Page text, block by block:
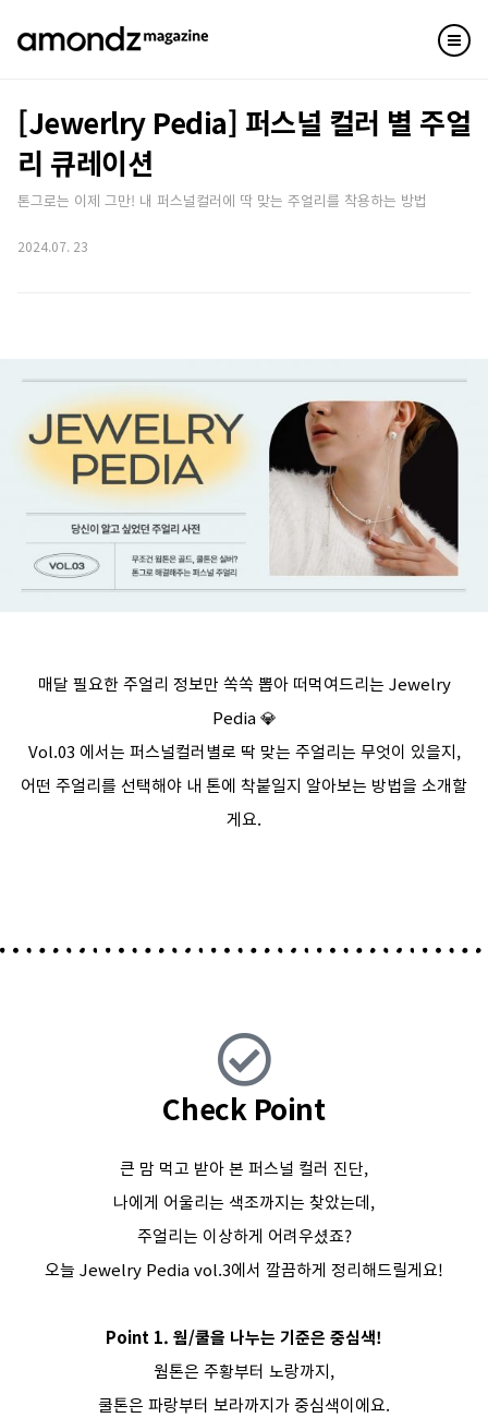
[Jewerlry Pedia] 퍼스널 컬러 별 주얼
리 큐레이션
톤그로는 이제 그만! 내 퍼스널컬러에 딱 맞는 주얼리를 착용하는 방법
2024.07. 23
매달 필요한 주얼리 정보만 쏙쏙 뽑아 떠먹여드리는 Jewelry
Pedia 💎
Vol.03 에서는 퍼스널컬러별로 딱 맞는 주얼리는 무엇이 있을지,
어떤 주얼리를 선택해야 내 톤에 착붙일지 알아보는 방법을 소개할
게요.
Check Point
큰 맘 먹고 받아 본 퍼스널 컬러 진단,
나에게 어울리는 색조까지는 찾았는데,
주얼리는 이상하게 어려우셨죠?
오늘 Jewelry Pedia vol.3에서 깔끔하게 정리해드릴게요!
Point 1. 웜/쿨을 나누는 기준은 중심색!
웜톤은 주황부터 노랑까지,
쿨톤은 파랑부터 보라까지가 중심색이에요.